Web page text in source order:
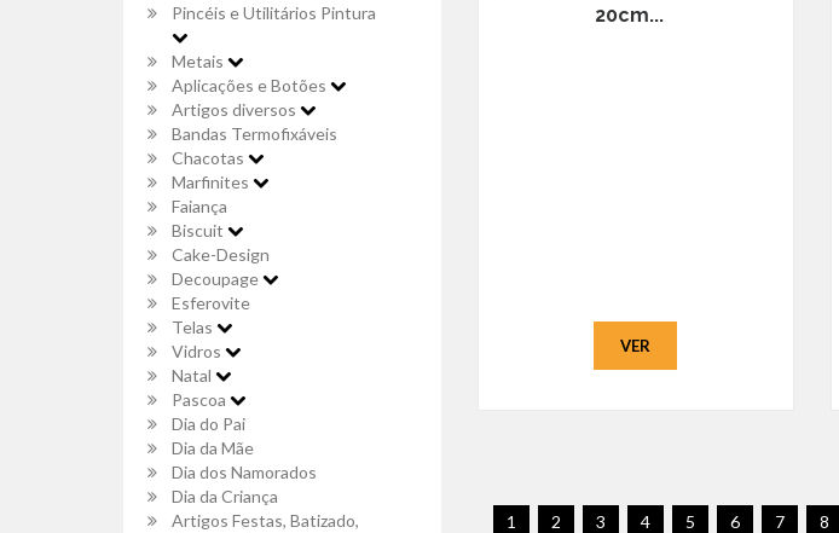
Pincéis e Utilitários Pintura
Metais
Aplicações e Botões
Artigos diversos
Bandas Termofixáveis
Chacotas
Marfinites
Faiança
Biscuit
Cake-Design
Decoupage
Esferovite
Telas
Vidros
Natal
Pascoa
Dia do Pai
Dia da Mãe
Dia dos Namorados
Dia da Criança
Artigos Festas, Batizado,
20cm...
VER
1 2 3 4 5 6 7 8